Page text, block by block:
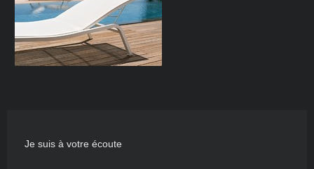
Je suis à votre écoute